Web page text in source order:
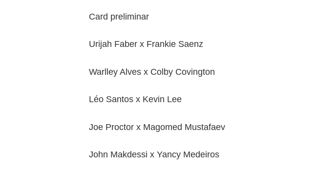
Card preliminar
Urijah Faber x Frankie Saenz
Warlley Alves x Colby Covington
Léo Santos x Kevin Lee
Joe Proctor x Magomed Mustafaev
John Makdessi x Yancy Medeiros